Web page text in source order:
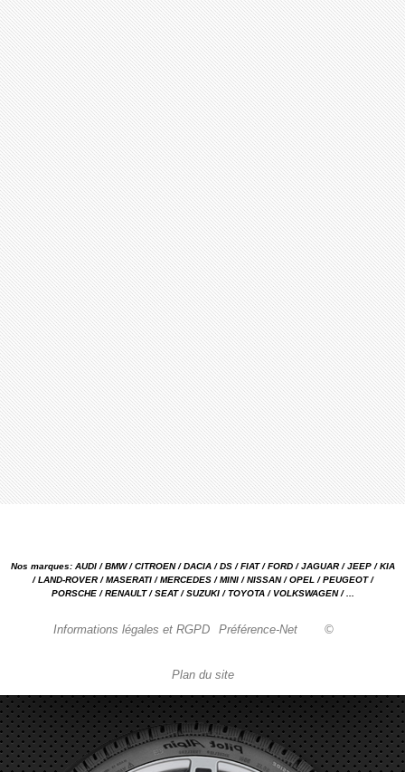
Nos marques: AUDI / BMW / CITROEN / DACIA / DS / FIAT / FORD / JAGUAR / JEEP / KIA
/ LAND-ROVER / MASERATI / MERCEDES / MINI / NISSAN / OPEL / PEUGEOT /
PORSCHE / RENAULT / SEAT / SUZUKI / TOYOTA / VOLKSWAGEN / ...
Informations légales et RGPD Préférence-Net ©
Plan du site
Garage automobile Reparation, entretien, carrosserie, concessionnaire Loire 42